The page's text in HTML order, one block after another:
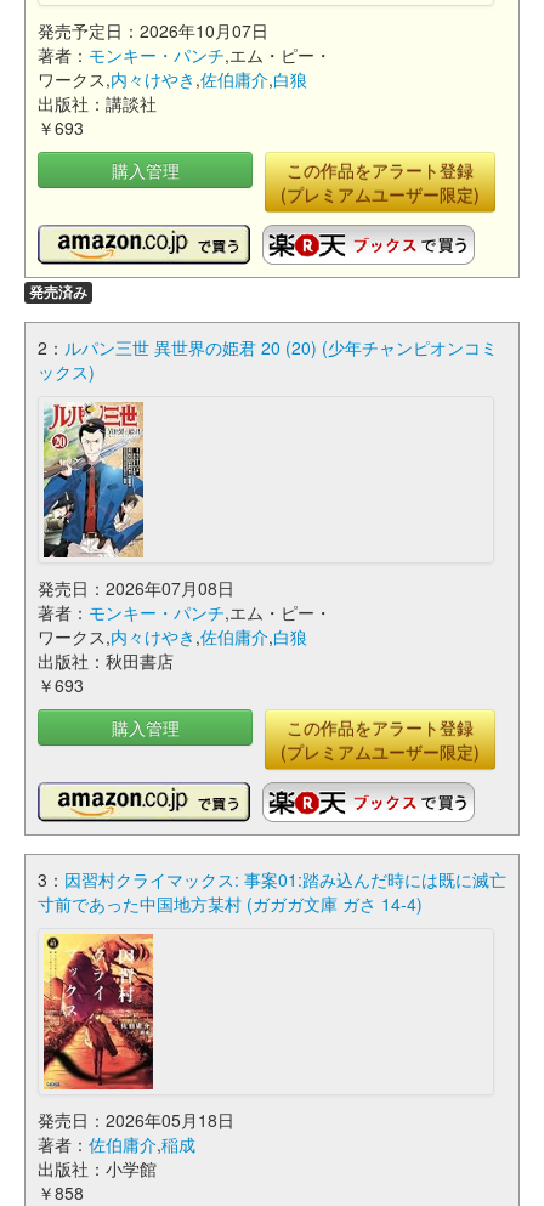
発売予定日：2026年10月07日
著者： モンキー・パンチ,エム・ピー・
ワークス,内々けやき ,佐伯庸介,白狼
出版社：講談社
￥693
購入管理
この作品をアラート登録
(プレミアムユーザー限定)
発売済み
2： ルパン三世 異世界の姫君 20 (20) (少年チャンピオンコミ
ックス)
発売日：2026年07月08日
著者： モンキー・パンチ,エム・ピー・
ワークス,内々けやき ,佐伯庸介,白狼
出版社：秋田書店
￥693
購入管理
この作品をアラート登録
(プレミアムユーザー限定)
3： 因習村クライマックス: 事案01:踏み込んだ時には既に滅亡
寸前であった中国地方某村 (ガガガ文庫 ガさ 14-4)
発売日：2026年05月18日
著者： 佐伯庸介,稲成
出版社：小学館
￥858